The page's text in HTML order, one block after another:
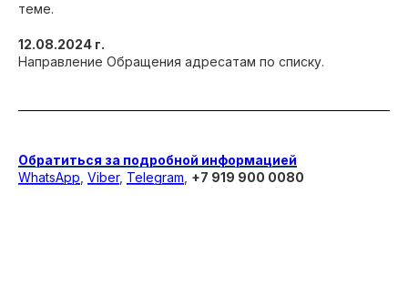
теме.
12.08.2024 г.
Направление Обращения адресатам по списку.
Обратиться за подробной информацией
WhatsApp Viber, Telegram +7 919 900 0080